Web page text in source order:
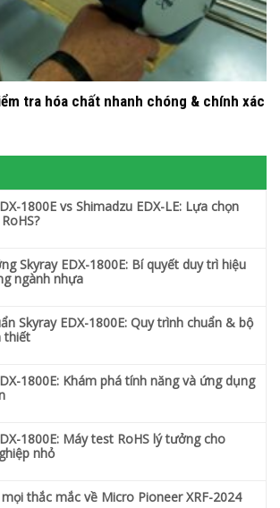
tra hóa chất nhanh chóng & chính xác
1800E vs Shimadzu EDX-LE: Lựa chọn
Skyray EDX-1800E: Bí quyết duy trì hiệu
ngành nhựa
Skyray EDX-1800E: Quy trình chuẩn & bộ
thiết
1800E: Khám phá tính năng và ứng dụng
1800E: Máy test RoHS lý tưởng cho
nhỏ
thắc mắc về Micro Pioneer XRF-2024